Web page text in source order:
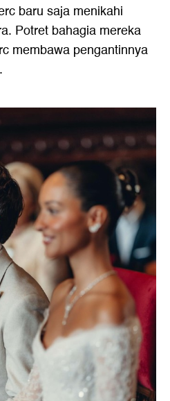
baru saja menikahi
Potret bahagia mereka
membawa pengantinnya